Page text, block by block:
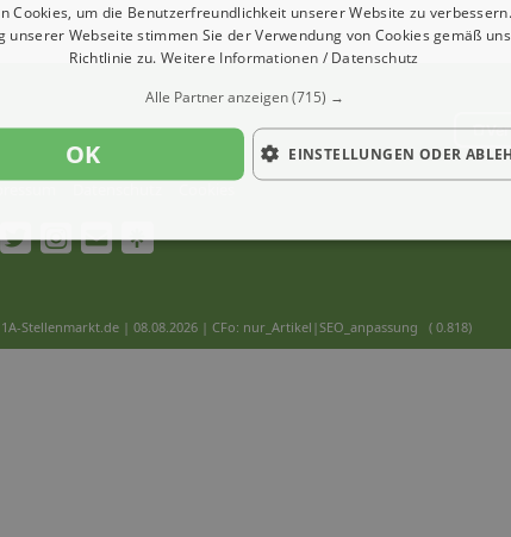
Stellenmarkt.de | 08.08.2026 | CFo: nur_Artikel|SEO_anpassung ( 0.818)
Cookies, um die Benutzerfreundlichkeit unserer Website zu
unserer Webseite stimmen Sie der Verwendung von Cookies gemäß
Richtlinie zu. Weitere Informationen / Datenschutz
Alle Partner anzeigen(715) →
OK EINSTELLUNGEN ODER